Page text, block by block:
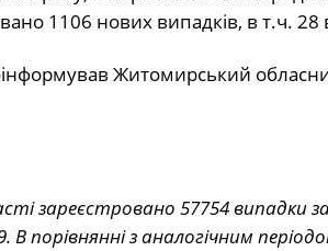
1106 нових випадків, в т.ч.
Житомирський
зареєстровано 57754 випадки
порівнянні з аналогічним